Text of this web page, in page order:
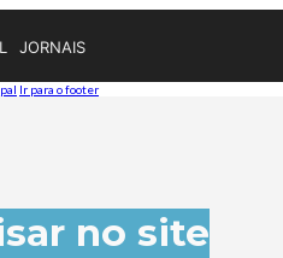
JORNAIS
Ir para o footer
no site